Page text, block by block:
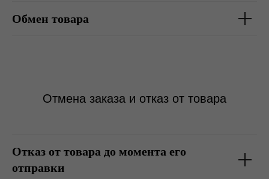
Обмен товара
Отмена заказа и отказ от товара
Отказ от товара до момента его
отправки